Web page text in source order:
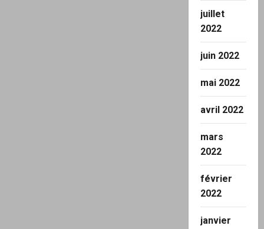
juillet
2022
juin 2022
mai 2022
avril 2022
mars
2022
février
2022
janvier